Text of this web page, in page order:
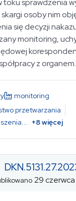
toku sprawdzenia
osoby nim
się decyzji
monitoring,
z organem.
monitoring
przetwarzania
... +8więcej
29